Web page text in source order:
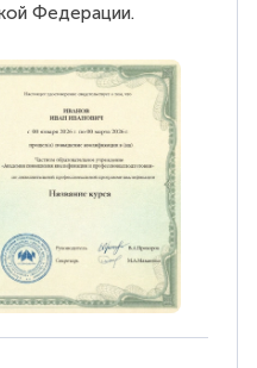
Федерации.